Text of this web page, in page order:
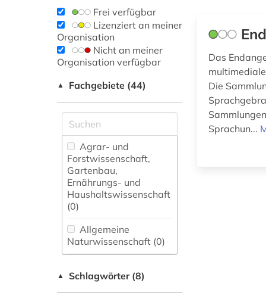
Frei verfügbar
Lizenziert an meiner
Organisation
Nicht an meiner
Organisation verfügbar
▲ Fachgebiete (44)
Agrar- und
Forstwissenschaft,
Gartenbau,
Ernährungs- und
Haushaltswissenschaft
(0)
Allgemeine
Naturwissenschaft (0)
fachübergreifende
▲ Schlagwörter (8)
Das
Die
Sprachun...